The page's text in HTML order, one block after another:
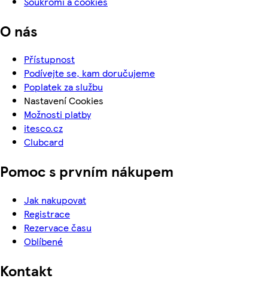
O nás
Přístupnost
Podívejte se, kam doručujeme
Poplatek za službu
Nastavení Cookies
Možnosti platby
itesco.cz
Clubcard
Pomoc s prvním nákupem
Jak nakupovat
Registrace
Rezervace času
Oblíbené
Kontakt